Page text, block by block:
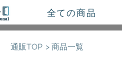
全ての商品
通販TOP > 商品一覧